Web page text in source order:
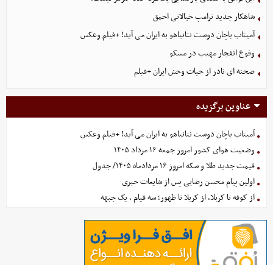
شاهکار جدید ترامپ خیالاتی احمق
آمیتاب باچان دوست نتانیاهو به ایران می آید! +فیلم وعکس
وقوع انفجار مهیب در مسکو
صحنه ای نادر از حیات وحش ایران +فیلم
عناوین برگزیده
آمیتاب باچان دوست نتانیاهو به ایران می آید! +فیلم وعکس
وضعیت هوای کشور امروز جمعه ۱۶ مرداد ۱۴۰۵
قیمت جدید طلا و سکه امروز ۱۶ مردادماه ۱۴۰۵/ جدول
اولین پیام محسن رضایی پس از شایعات خبری
از کوفه تا کربلا، از کربلا تا ظهور؛ سه قیام ، یک جبهه